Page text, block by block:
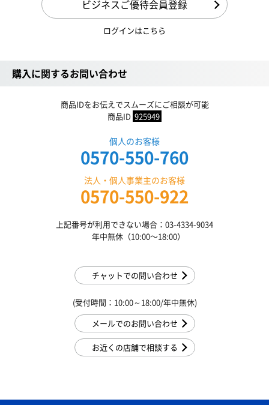
ビジネスご優待会員登録
ログインはこちら
購入に関するお問い合わせ
商品IDをお伝えでスムーズにご相談が可能
商品ID 925949
個人のお客様
0570-550-760
法人・個人事業主のお客様
0570-550-922
上記番号が利用できない場合：03-4334-9034
年中無休（10:00〜18:00）
チャットでの問い合わせ
(受付時間：10:00～18:00/年中無休)
メールでのお問い合わせ
お近くの店舗で相談する